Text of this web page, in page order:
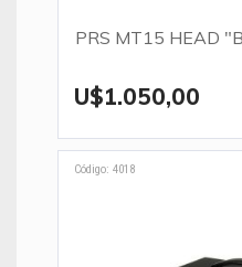
PRS MT15 HEAD
U$1.050,00
Código: 4018